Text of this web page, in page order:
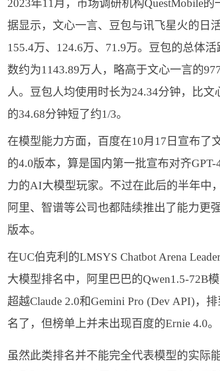
2023年11月，市场调研机构QuestMobile的
据显示，文心一言、豆包与讯飞星火的日
155.4万、124.6万、71.9万。豆包的总体
数约为1143.89万人，略高于文心一言的
人。豆包人均使用时长为24.34分钟，比文
的34.68分钟短了约1/3。
在模型能力方面，百度在10月17日宣布了
的4.0版本，算是国内第一批宣布对齐GPT-
力的AI大模型玩家。不过在此后的半年中
阿里、智谱等公司也都陆续推出了能力更
版本。
在UC伯克利的LMSYS Chatbot Arena
大模型排名中，阿里巴巴的Qwen1.5-72B
超越Claude 2.0和Gemini Pro (Dev API)，
名了，但榜单上并未出现百度的Ernie 4.0。
虽然此类排名并不能完全代表模型的实际